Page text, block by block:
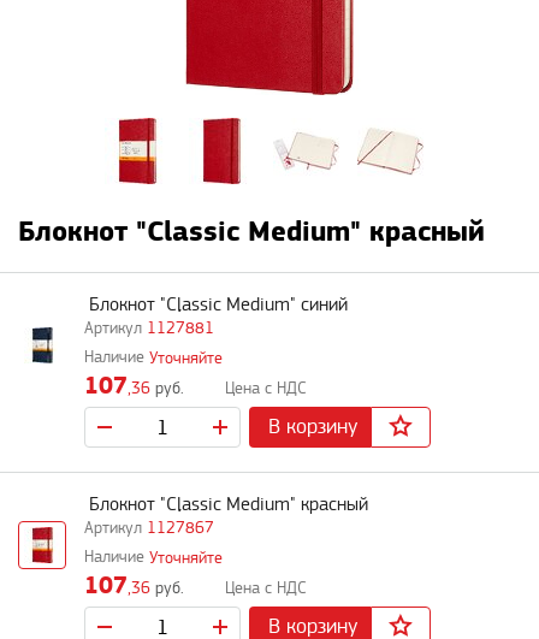
Блокнот "Classic Medium" красный
1127881
Блокнот "Classic Medium" синий
Уточняйте
107,36 руб.
В корзину
1127867
Блокнот "Classic Medium" красный
Уточняйте
107,36 руб.
В корзину